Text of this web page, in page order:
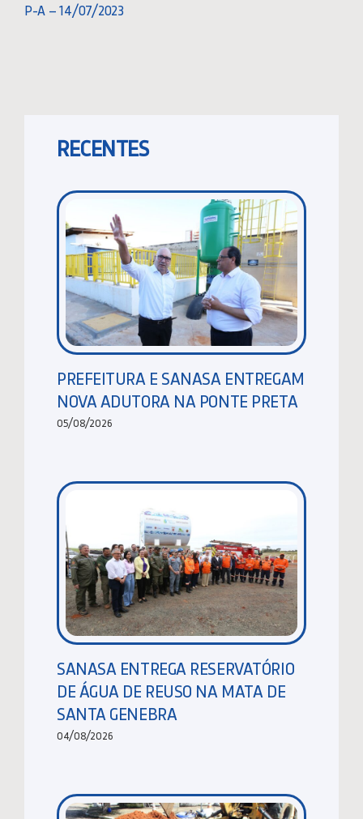
P-A – 14/07/2023
RECENTES
PREFEITURA E SANASA ENTREGAM
NOVA ADUTORA NA PONTE PRETA
05/08/2026
SANASA ENTREGA RESERVATÓRIO
DE ÁGUA DE REUSO NA MATA DE
SANTA GENEBRA
04/08/2026